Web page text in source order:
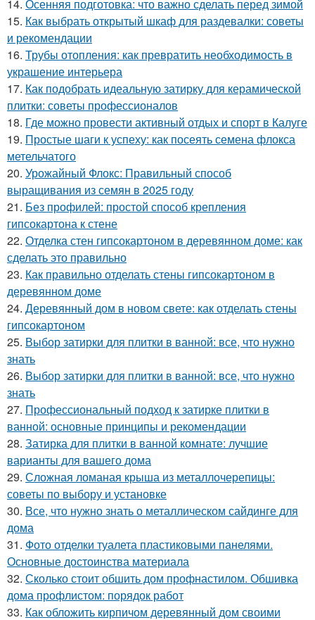
14. Осенняя подготовка: что важно сделать перед зимой
15. Как выбрать открытый шкаф для раздевалки: советы
и рекомендации
16. Трубы отопления: как превратить необходимость в
украшение интерьера
17. Как подобрать идеальную затирку для керамической
плитки: советы профессионалов
18. Где можно провести активный отдых и спорт в Калуге
19. Простые шаги к успеху: как посеять семена флокса
метельчатого
20. Урожайный Флокс: Правильный способ
выращивания из семян в 2025 году
21. Без профилей: простой способ крепления
гипсокартона к стене
22. Отделка стен гипсокартоном в деревянном доме: как
сделать это правильно
23. Как правильно отделать стены гипсокартоном в
деревянном доме
24. Деревянный дом в новом свете: как отделать стены
гипсокартоном
25. Выбор затирки для плитки в ванной: все, что нужно
знать
26. Выбор затирки для плитки в ванной: все, что нужно
знать
27. Профессиональный подход к затирке плитки в
ванной: основные принципы и рекомендации
28. Затирка для плитки в ванной комнате: лучшие
варианты для вашего дома
29. Сложная ломаная крыша из металлочерепицы:
советы по выбору и установке
30. Все, что нужно знать о металлическом сайдинге для
дома
31. Фото отделки туалета пластиковыми панелями.
Основные достоинства материала
32. Сколько стоит обшить дом профнастилом. Обшивка
дома профлистом: порядок работ
33. Как обложить кирпичом деревянный дом своими